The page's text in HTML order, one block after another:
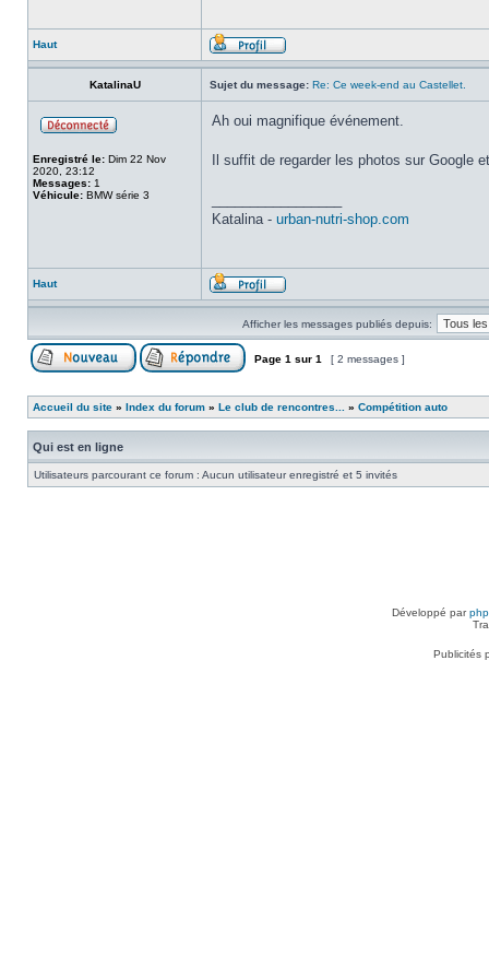
Haut
KatalinaU Sujet du message: Re: Ce week-end au Castellet.
Enregistré le: Dim 22 Nov
2020, 23:12
Messages: 1
Véhicule: BMW série 3
Ah oui magnifique événement.
Il suffit de regarder les photos sur Google
Katalina - urban-nutri-shop.com
Haut
Afficher les messages publiés depuis:
Page 1 sur 1 [ 2 messages ]
Accueil du site » Index du forum » Le club de rencontres... » Compétition auto
Qui est en ligne
Utilisateurs parcourant ce forum : Aucun utilisateur enregistré et 5 invités
Développé par
Publicités